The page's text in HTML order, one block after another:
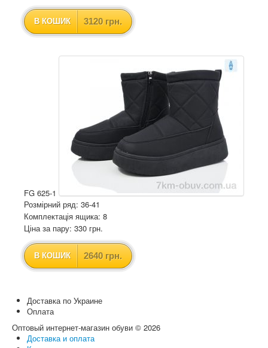
В КОШИК 3120 грн.
FG 625-1
Розмірний ряд: 36-41
Комплектація ящика: 8
Ціна за пару: 330 грн.
В КОШИК 2640 грн.
Доставка по Украине
Оплата
Оптовый интернет-магазин обуви © 2026
Доставка и оплата